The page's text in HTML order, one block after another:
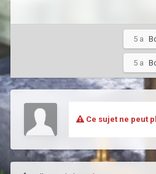
5 a
5 a
Ce sujet ne peut